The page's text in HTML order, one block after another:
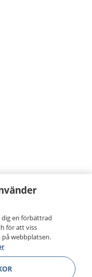
dig en förbättrad
för att viss
webbplatsen.